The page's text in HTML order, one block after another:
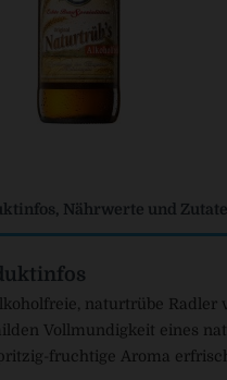
Nährwerte und
naturtrübe Radler
Vollmundigkeit eines
fruchtige Aroma